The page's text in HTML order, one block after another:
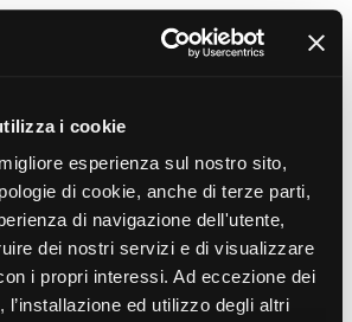
i cookie
esperienza sul nostro sito,
di cookie, anche di terze parti,
di navigazione dell'utente,
dei nostri servizi e di visualizzare
i propri interessi. Ad eccezione dei
ed utilizzo degli altri